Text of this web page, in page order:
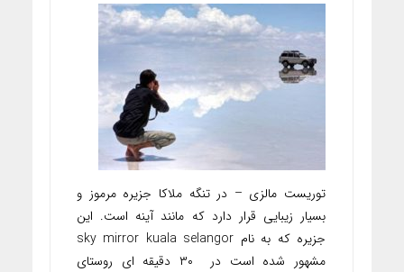
توریست مالزی – در تنگه ملاکا جزیره مرموز و
بسیار زیبایی قرار دارد که مانند آینه است. این
جزیره که به نام sky mirror kuala selangor
مشهور شده است در ۳۰ دقیقه ای روستای